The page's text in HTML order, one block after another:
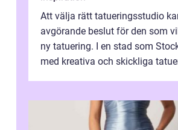
Att välja rätt tatueringsstudio
avgörande beslut för den som
ny tatuering. I en stad som
med kreativa och skickliga